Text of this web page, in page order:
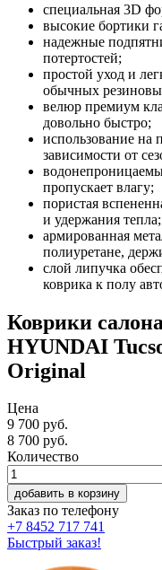
специальная 3D
высокие бортики
надежные
потертостей;
простой уход и
обычных
велюр премиум
довольно быстро;
использование на
зависимости от
пропускает влагу;
пористая
и удержания тепла;
армированная
полиуретане,
слой липучка
коврика к полу
Коврики
HYUNDAI
Original
Цена
9 700 руб.
8 700 руб.
Количество
добавить в корзину
Заказ по телефону
+7 8452 717 741
Быстрый заказ!